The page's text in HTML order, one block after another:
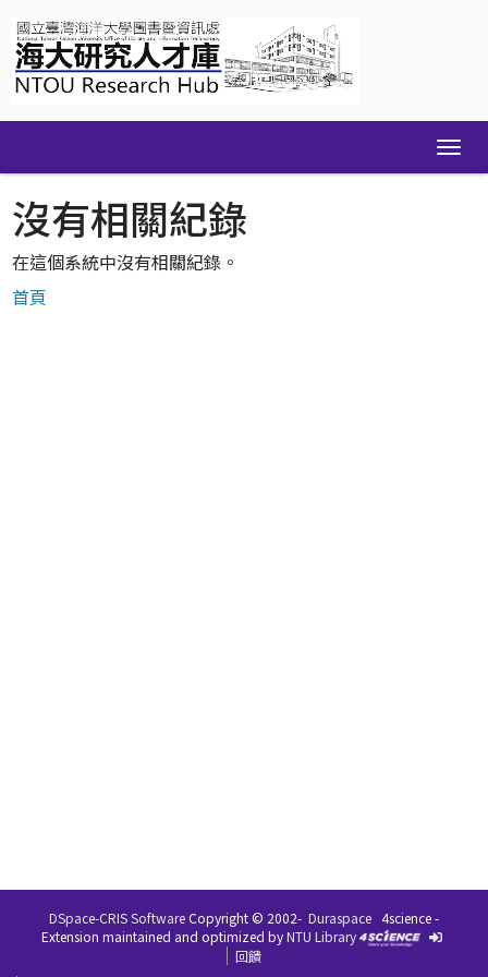
navigation
沒有相關紀錄
在這個系統中沒有相關紀錄。
首頁
DSpace-CRIS SoftwareCopyright © 2002- Duraspace 4science -
Extension maintained and optimized byNTU Library
回饋